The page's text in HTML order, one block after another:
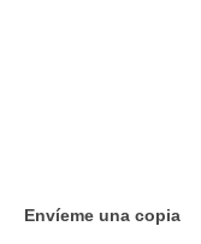
Envíeme una copia